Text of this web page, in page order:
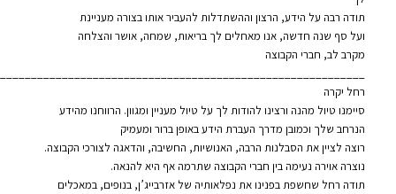
תודה רבה על הידע, הרצון וההשתדלות להעביר אותו בצורה מעניינת
ועל סף שנה חדשה, אנו מאחלים לך בריאות, שמחה, אושר והצלחה
מקרב לב, חברי הקבוצה
רחל יקרה
סיימנו טיול מהנה ורצינו להודות לך על טיול מעניין ומגוון. הרווחנו מהידע
הנרחב שלך וכמובן מדרך העברת הידע באופן ברור ומעמיק
רוצה לציין את הסבלנות הרבה, האנושיות, החשיבה, והדאגה לצורכי הקבוצה.
נוצרה אוירה נעימה בין חברי הקבוצה שתרמה אף היא להנאה.
תודה רחל שחשפת בפנינו את נפלאותיה של אזרבייג’ן, בנופים, במאכלים